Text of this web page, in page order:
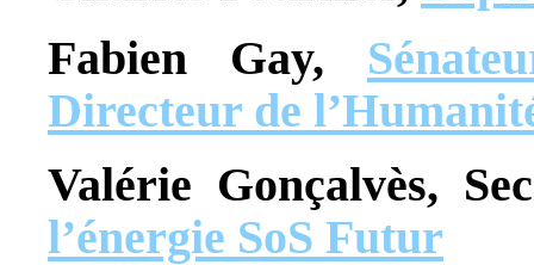
Fabien Gay,
Directeur de
Valérie Gonçalvès,
l’énergie SoS Futur